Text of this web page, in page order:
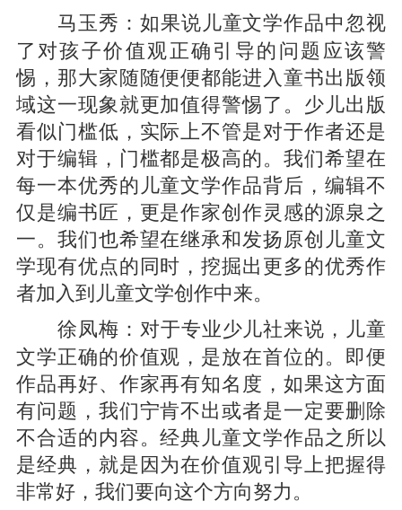
马玉秀： 如果说儿童文学作品中忽视
了对孩子价值观正确引导的问题应该警
惕，那大家随随便便都能进入童书出版领
域这一现象就更加值得警惕了。少儿出版
看似门槛低，实际上不管是对于作者还是
对于编辑，门槛都是极高的。我们希望在
每一本优秀的儿童文学作品背后，编辑不
仅是编书匠，更是作家创作灵感的源泉之
一。我们也希望在继承和发扬原创儿童文
学现有优点的同时，挖掘出更多的优秀作
者加入到儿童文学创作中来。
徐凤梅： 对于专业少儿社来说，儿童
文学正确的价值观，是放在首位的。即便
作品再好、作家再有知名度，如果这方面
有问题，我们宁肯不出或者是一定要删除
不合适的内容。经典儿童文学作品之所以
是经典，就是因为在价值观引导上把握得
非常好，我们要向这个方向努力。